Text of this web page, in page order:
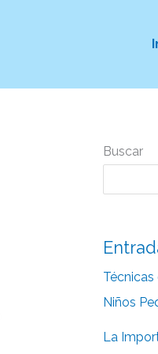
Buscar
Niños
La